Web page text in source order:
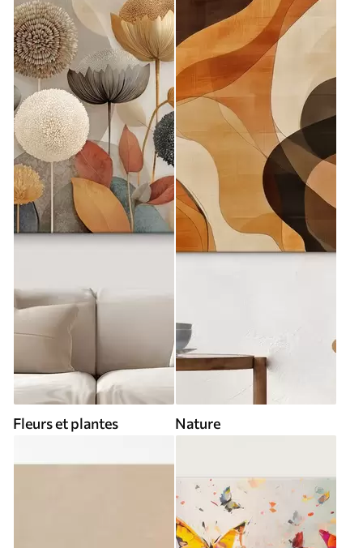
Fleurs et plantes Nature